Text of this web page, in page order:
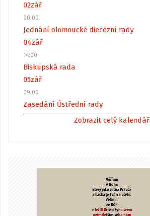
02zář
00:00
Jednání olomoucké diecézní rady
04zář
14:00
Biskupská rada
05zář
09:00
Zasedání Ústřední rady
Zobrazit celý kalendář